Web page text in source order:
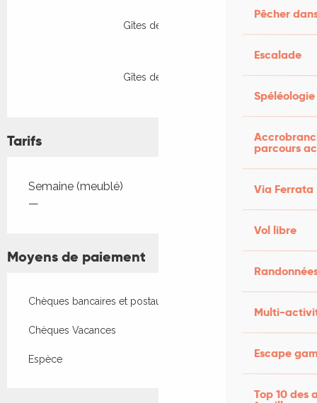
Pêcher
Escalade
Spéléologie
parcours
Via Ferrata
Vol libre
Multi-
Escape
Top 10 des
Gîtes de France
Gîtes de France
Tarifs
Tarifs 2026
Semaine (meublé)
—
Moyens de paiement
Chèques bancaires et postaux
Chèques Vacances
Espèce